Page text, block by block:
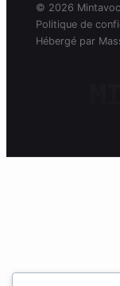
© 2026
Politique de
Hébergé par